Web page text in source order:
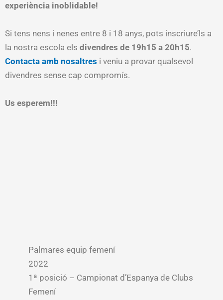
experiència inoblidable!
Si tens nens i nenes entre 8 i 18 anys, pots inscriure’ls a
la nostra escola els divendres de 19h15 a 20h15.
Contacta amb nosaltres i veniu a provar qualsevol
divendres sense cap compromís.
Us esperem!!!
Palmares equip femení
2022
1ª posició – Campionat d’Espanya de Clubs
Femení